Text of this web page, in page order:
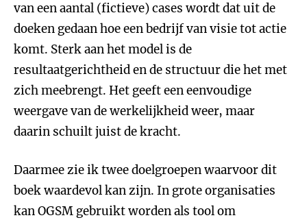
van een aantal (fictieve) cases wordt dat uit de
doeken gedaan hoe een bedrijf van visie tot actie
komt. Sterk aan het model is de
resultaatgerichtheid en de structuur die het met
zich meebrengt. Het geeft een eenvoudige
weergave van de werkelijkheid weer, maar
daarin schuilt juist de kracht.
Daarmee zie ik twee doelgroepen waarvoor dit
boek waardevol kan zijn. In grote organisaties
kan OGSM gebruikt worden als tool om